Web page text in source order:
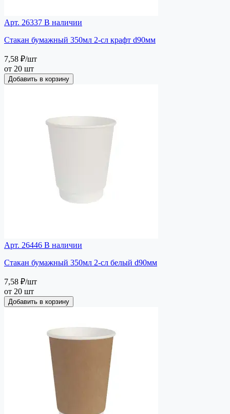
Арт. 26337 В наличии
Стакан бумажный 350мл 2-сл крафт d90мм
7,58 ₽/шт
от 20 шт
Добавить в корзину
Арт. 26446 В наличии
Стакан бумажный 350мл 2-сл белый d90мм
7,58 ₽/шт
от 20 шт
Добавить в корзину